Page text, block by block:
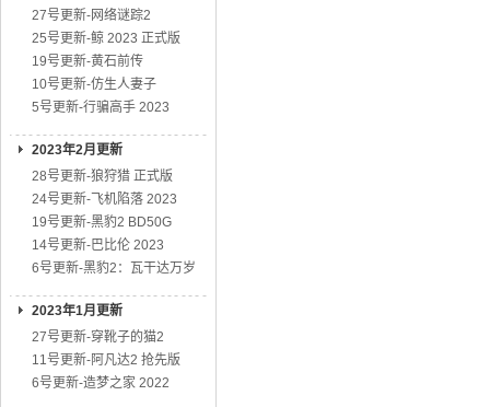
27号更新-网络谜踪2
25号更新-鲸 2023 正式版
19号更新-黄石前传
10号更新-仿生人妻子
5号更新-行骗高手 2023
2023年2月更新
28号更新-狼狩猎 正式版
24号更新-飞机陷落 2023
19号更新-黑豹2 BD50G
14号更新-巴比伦 2023
6号更新-黑豹2：瓦干达万岁
2023年1月更新
27号更新-穿靴子的猫2
11号更新-阿凡达2 抢先版
6号更新-造梦之家 2022